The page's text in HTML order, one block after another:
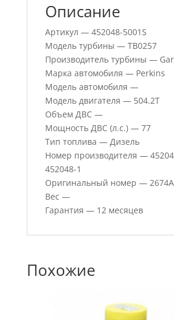
Описание
Артикул — 452048-5001S
Модель турбины — TB0257
Производитель турбины —
Марка автомобиля — Perkins
Модель автомобиля —
Модель двигателя — 504.2T
Объем ДВС —
Мощность ДВС (л.с.) — 77
Тип топлива — Дизель
Номер производителя —
452048-1
Оригинальный номер —
Вес —
Гарантия — 12 месяцев
Похожие